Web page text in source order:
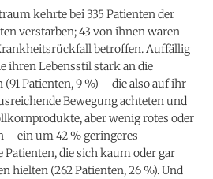
kehrte bei 335 Patienten der
verstarben; 43 von ihnen waren
betroffen. Auffällig
ihren Lebensstil stark an die
Patienten, 9 %) – die also auf ihr
Bewegung achteten und
aber wenig rotes oder
– ein um 42 % geringeres
Patienten, die sich kaum oder gar
hielten (262 Patienten, 26 %). Und